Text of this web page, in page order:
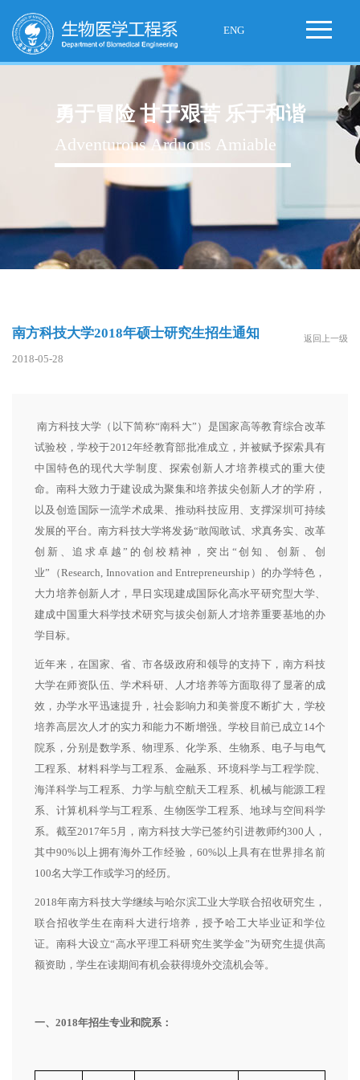
ENG
勇于冒险 甘于艰苦 乐于和谐
Adventurous Arduous Amiable
南方科技大学2018年硕士研究生招生通知
2018-05-28
返回上一级
南方科技大学（以下简称“南科大”）是国家高等教育综合改革
试验校，学校于2012年经教育部批准成立，并被赋予探索具有
中国特色的现代大学制度、探索创新人才培养模式的重大使
命。南科大致力于建设成为聚集和培养拔尖创新人才的学府，
以及创造国际一流学术成果、推动科技应用、支撑深圳可持续
发展的平台。南方科技大学将发扬“敢闯敢试、求真务实、改革
创新、追求卓越”的创校精神，突出“创知、创新、创
业”（Research, Innovation and Entrepreneurship）的办学特色，
大力培养创新人才，早日实现建成国际化高水平研究型大学、
建成中国重大科学技术研究与拔尖创新人才培养重要基地的办
学目标。
近年来，在国家、省、市各级政府和领导的支持下，南方科技
大学在师资队伍、学术科研、人才培养等方面取得了显著的成
效，办学水平迅速提升，社会影响力和美誉度不断扩大，学校
培养高层次人才的实力和能力不断增强。学校目前已成立14个
院系，分别是数学系、物理系、化学系、生物系、电子与电气
工程系、材料科学与工程系、金融系、环境科学与工程学院、
海洋科学与工程系、力学与航空航天工程系、机械与能源工程
系、计算机科学与工程系、生物医学工程系、地球与空间科学
系。截至2017年5月，南方科技大学已签约引进教师约300人，
其中90%以上拥有海外工作经验，60%以上具有在世界排名前
100名大学工作或学习的经历。
2018年南方科技大学继续与哈尔滨工业大学联合招收研究生，
联合招收学生在南科大进行培养，授予哈工大毕业证和学位
证。南科大设立“高水平理工科研究生奖学金”为研究生提供高
额资助，学生在读期间有机会获得境外交流机会等。
一、2018年招生专业和院系：